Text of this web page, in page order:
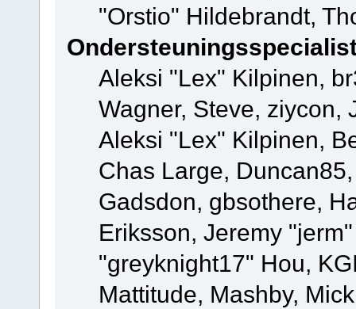
"Orstio" Hildebrandt,
Aleksi "Lex" Kilpinen,
Wagner, Steve, ziycon,
Aleksi "Lex" Kilpinen,
Chas Large,
Gadsdon, gbsothere,
Eriksson, Jeremy
"greyknight17" Hou,
Mattitude, Mashby,